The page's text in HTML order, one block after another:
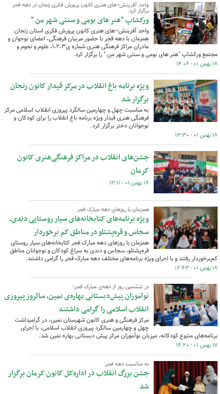
واحد آفرینش¬های هنری کانون پرورش فکری زنجان در دهه فجر
برگزار کرد:
ورکشاپ "هنر های بومی و سنتی شهر من "
واحد آفرینش¬های هنری کانون پرورش فکری استان زنجان
همزمان با دهه فجر با حضور مربیان فرهنگی، اعضای نوجوان و
مادران مراکز فرهنگی هنری شماره ی۱،۲،۳، علوم و نجوم و
مجتمع ورکشاپ "هنر های بومی و سنتی شهر من " را برگزار کرد.
۱۸ بهمن ۰۱ - ۱۴:۰۶
ویژه برنامه باغ انقلاب در مرکز قیدار کانون زنجان
برگزار شد
به مناسبت چهل و چهارمین سالگرد پیروزی انقلاب اسلامی مرکز
فرهنگی هنری قیدار ویژه برنامه باغ انقلاب را برای کودکان و
نوجوانان دختر برگزار کرد.
۱۸ بهمن ۰۱ - ۱۳:۳۰
جشن‌های انقلاب در مراکز فرهنگی‌هنری کانون
کرمان
۱۸ بهمن ۰۱ - ۱۳:۱۱
همزمان با روزهای دهه مبارک فجر
ویژه برنامه‌های کتابخانه‌های سیار روستایی دندی،
سجاس و قره‌پشتلو در مناطق کم برخوردار
همزمان با روزهای دهه مبارک فجر کتابخانه‌های سیار روستای
قره‌پشتلو، سجاس و دندی به سراغ کودکان و نوجوانان مناطق
کم‌برخوردار رفتند و با اجرای ویژه برنامه‌های مختلف دهه مبارک فجر را گرامی داشتند.
۱۸ بهمن ۰۱ - ۱۲:۴۳
در ششمین روز از دهه‌ی مبارک فجر؛
نوآموزان پیش‌دبستانی بهاره‌ی نمین، سالروز پیروزی
انقلاب اسلامی را گرامی داشتند
مرکز فرهنگی و هنری کانون شهرستان نمین، در گرامیداشت
چهل و چهارمین سالگرد پیروزی انقلاب اسلامی، با اجرای
برنامه‌های متنوع کودکانه، میزبان نوآموزان مرکز پیش دبستانی بهاره نمین شد.
۱۷ بهمن ۰۱ - ۱۴:۲۰
به مناسبت دهه فجر:
جشن بزرگ انقلاب در اداره‌کل کانون کرمان برگزار
شد